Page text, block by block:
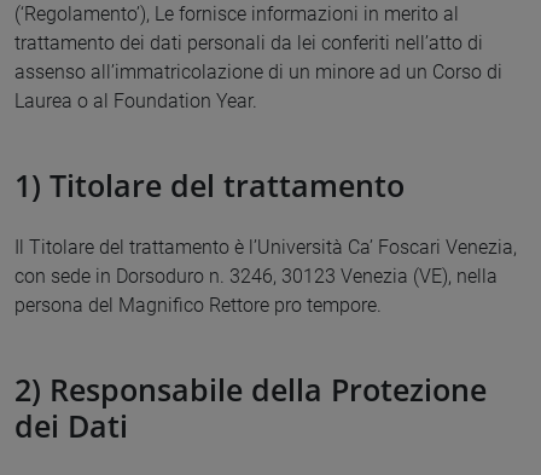
(‘Regolamento’), Le fornisce informazioni in merito al
trattamento dei dati personali da lei conferiti nell’atto di
assenso all’immatricolazione di un minore ad un Corso di
Laurea o al Foundation Year.
1) Titolare del trattamento
Il Titolare del trattamento è l’Università Ca’ Foscari Venezia,
con sede in Dorsoduro n. 3246, 30123 Venezia (VE), nella
persona del Magnifico Rettore pro tempore.
2) Responsabile della Protezione
dei Dati